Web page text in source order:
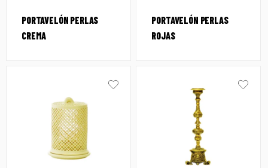
PORTAVELÓN PERLAS
CREMA
PORTAVELÓN PERLAS
ROJAS